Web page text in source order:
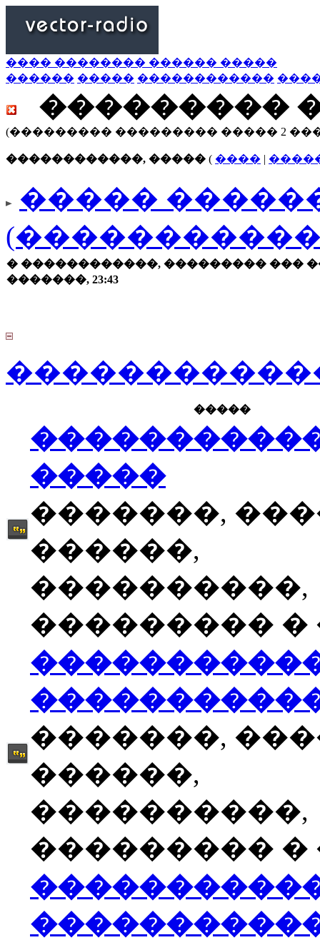
���� �������� ������ �����
������ ����� ������������
���������
(��������� ��������� ����� 2
������������, ����� ( ���� |
�����
� ������������, ��������� ���
�������, 23:43
�����
�����
�������,
������,
����������,
��������� �
�������,
������,
����������,
��������� �